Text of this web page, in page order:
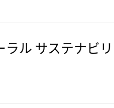
ラル サステナビ